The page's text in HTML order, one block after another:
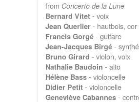
from Concerto de la Lune
Bernard Vitet - voix
Jean Querlier - hautbois,
Francis Gorgé - guitare
Jean-Jacques Birgé -
Bruno Girard - violon, voix
Nathalie Baudoin - alto
Hélène Bass - violoncelle
Didier Petit - violoncelle
Geneviève Cabannes -